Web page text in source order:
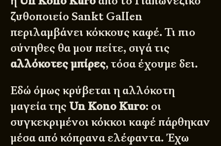
ζυθοποιείο Sankt Gallen
περιλαμβάνει κόκκους καφέ. Τι πιο
σύνηθες θα μου πείτε, σιγά τις
αλλόκοτες μπίρες, τόσα έχουμε δει.
Εδώ όμως κρύβεται η αλλόκοτη
μαγεία της Un Kono Kuro: οι
συγκεκριμένοι κόκκοι καφέ πάρθηκαν
μέσα από κόπρανα ελέφαντα. Έχω